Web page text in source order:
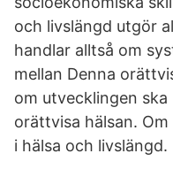
och livslängd utgör
handlar alltså om
mellan Denna
om utvecklingen ska
orättvisa hälsan.
i hälsa och livslängd.